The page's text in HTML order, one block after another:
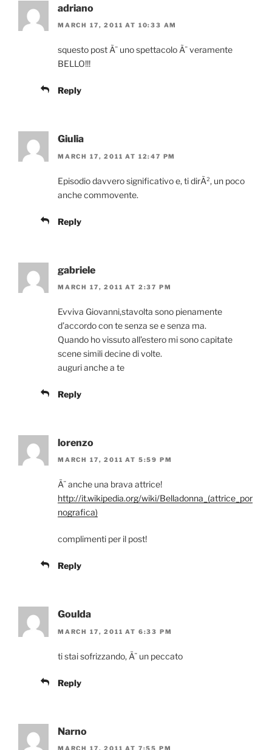
adriano
MARCH 17, 2011 AT 10:33 AM
squesto post Ã¨ uno spettacolo Ã¨ veramente
BELLO!!!
Reply
Giulia
MARCH 17, 2011 AT 12:47 PM
Episodio davvero significativo e, ti dirÃ², un poco
anche commovente.
Reply
gabriele
MARCH 17, 2011 AT 2:37 PM
Evviva Giovanni,stavolta sono pienamente
d’accordo con te senza se e senza ma.
Quando ho vissuto all’estero mi sono capitate
scene simili decine di volte.
auguri anche a te
Reply
lorenzo
MARCH 17, 2011 AT 5:59 PM
Ã¨ anche una brava attrice!
http://it.wikipedia.org/wiki/Belladonna_(attrice_por
nografica)
complimenti per il post!
Reply
Goulda
MARCH 17, 2011 AT 6:33 PM
ti stai sofrizzando, Ã¨ un peccato
Reply
Narno
MARCH 17, 2011 AT 7:55 PM